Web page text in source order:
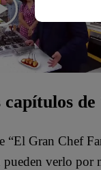
“El Gran Chef
pueden verlo por